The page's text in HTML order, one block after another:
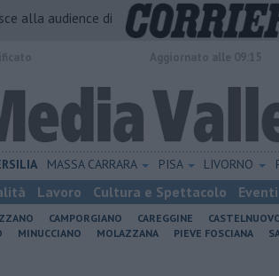
alla audience di
MASSA CARRARA PISA LIVORNO
Lavoro Cultura e Spettacolo Eventi
CAMPORGIANO CAREGGINE
MINUCCIANO MOLAZZANA PIEVE FOSCIANA